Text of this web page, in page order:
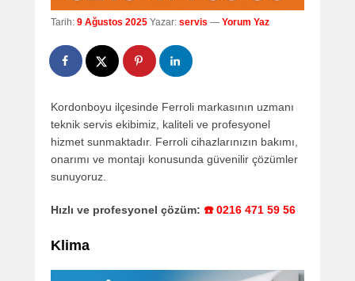
Tarih: 9 Ağustos 2025 Yazar: servis — Yorum Yaz
Kordonboyu ilçesinde Ferroli markasının uzmanı
teknik servis ekibimiz, kaliteli ve profesyonel
hizmet sunmaktadır. Ferroli cihazlarınızın bakımı,
onarımı ve montajı konusunda güvenilir çözümler
sunuyoruz.
Hızlı ve profesyonel çözüm: ☎️ 0216 471 59 56
Klima